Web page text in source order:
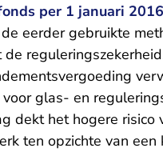
per 1 januari
eerder gebruikte
de
glas- en
dekt het hogere risico
ten opzichte van een